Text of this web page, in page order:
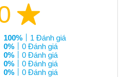
100%
1 Đánh giá
0%
0 Đánh giá
0%
0 Đánh giá
0%
0 Đánh giá
0% 0 Đánh giá